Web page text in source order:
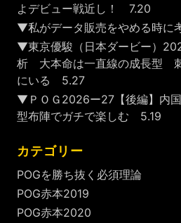
よデビュー戦近し！ 7.20
▼私がデータ販売をやめる時に
▼東京優駿（日本ダービー）
析 大本命は一直線の成長型
にいる 5.27
▼ＰＯＧ2026ー27【後編】内
型布陣でガチで楽しむ 5.19
カテゴリー
POGを勝ち抜く必須理論
POG赤本2019
POG赤本2020